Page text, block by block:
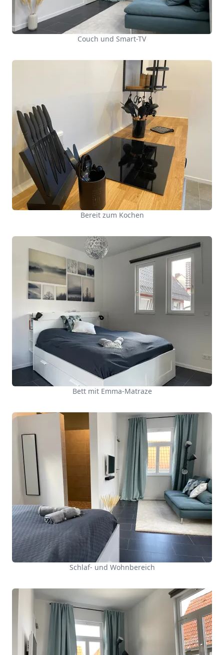
Couch und Smart-TV
Bereit zum Kochen
Bett mit Emma-Matraze
Schlaf- und Wohnbereich